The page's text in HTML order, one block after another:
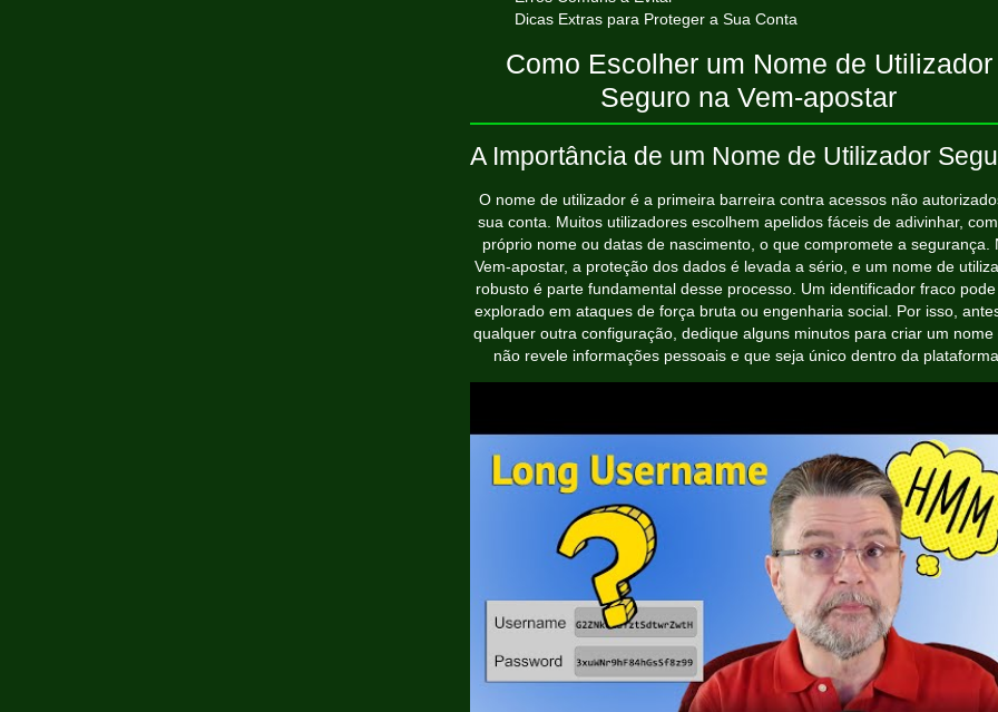
Dicas Extras para Proteger a Sua Conta
Como Escolher um Nome de Utilizador
Seguro na Vem‑apostar
A Importância de um Nome de Utilizador
O nome de utilizador é a primeira barreira contra acessos não
sua conta. Muitos utilizadores escolhem apelidos fáceis de adivinhar,
próprio nome ou datas de nascimento, o que compromete a segurança.
Vem‑apostar, a proteção dos dados é levada a sério, e um nome de
robusto é parte fundamental desse processo. Um identificador fraco
explorado em ataques de força bruta ou engenharia social. Por isso,
qualquer outra configuração, dedique alguns minutos para criar um nome
não revele informações pessoais e que seja único dentro da plataforma.